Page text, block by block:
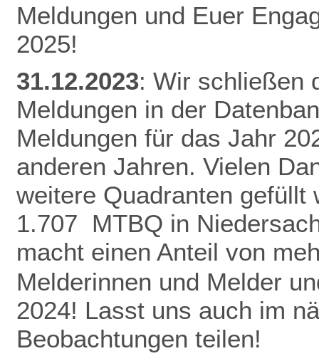
Meldungen und Euer
2025!
31.12.2023: Wir schließen
Meldungen in der
Meldungen für das Jahr
anderen Jahren. Vielen
weitere Quadranten gefüllt
1.707 MTBQ in
macht einen Anteil von
Melderinnen und Melder
2024! Lasst uns auch im
Beobachtungen teilen!